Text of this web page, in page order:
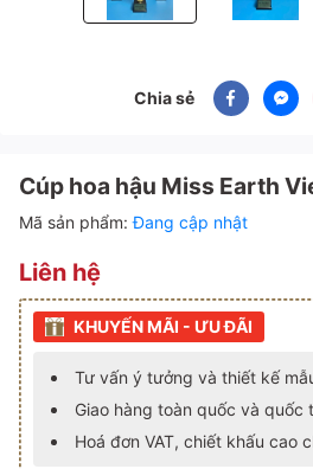
Chia sẻ
Cúp hoa hậu Miss Earth
Mã sản phẩm:Đang cập nhật
Liên hệ
KHUYẾN MÃI - ƯU ĐÃI
Tư vấn ý tưởng và thiết kế
Giao hàng toàn quốc và quốc
Hoá đơn VAT, chiết khấu cao